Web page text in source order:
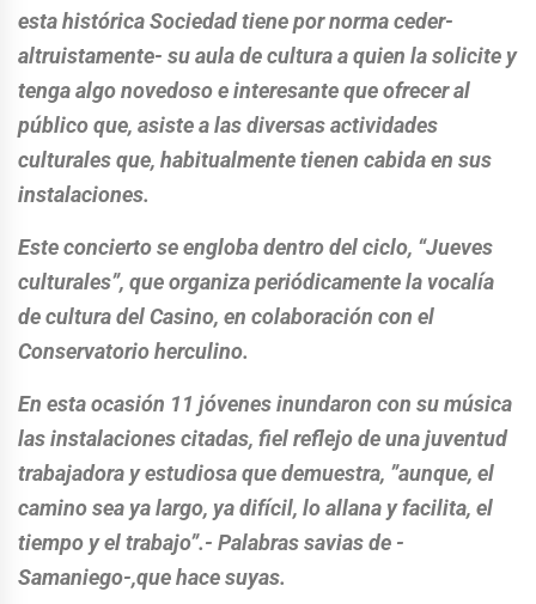
esta histórica Sociedad tiene por norma ceder-
altruistamente- su aula de cultura a quien la solicite y
tenga algo novedoso e interesante que ofrecer al
público que, asiste a las diversas actividades
culturales que, habitualmente tienen cabida en sus
instalaciones.
Este concierto se engloba dentro del ciclo, “Jueves
culturales”, que organiza periódicamente la vocalía
de cultura del Casino, en colaboración con el
Conservatorio herculino.
En esta ocasión 11 jóvenes inundaron con su música
las instalaciones citadas, fiel reflejo de una juventud
trabajadora y estudiosa que demuestra, ”aunque, el
camino sea ya largo, ya difícil, lo allana y facilita, el
tiempo y el trabajo”.- Palabras savias de -
Samaniego-,que hace suyas.